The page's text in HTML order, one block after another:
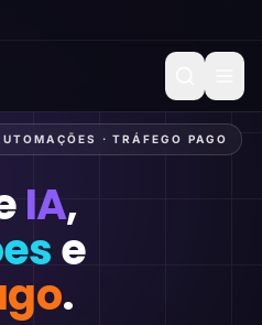
· TRÁFEGO PAGO
IA,
e
.